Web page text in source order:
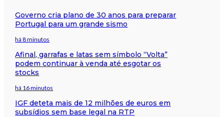
Governo cria plano de 30 anos para preparar
Portugal para um grande sismo
há 8 minutos
Afinal, garrafas e latas sem símbolo “Volta”
podem continuar à venda até esgotar os
stocks
há 16 minutos
IGF deteta mais de 12 milhões de euros em
subsídios sem base legal na RTP